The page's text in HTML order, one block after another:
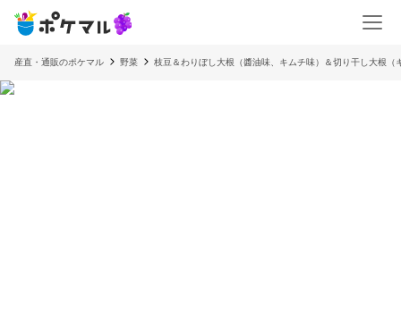
産直・通販のポケマル 野菜 枝豆＆わりぼし大根（醬油味、キムチ味）＆切り干し大根（